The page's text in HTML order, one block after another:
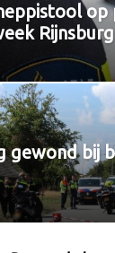
op
Rijnsburg
gewond bij